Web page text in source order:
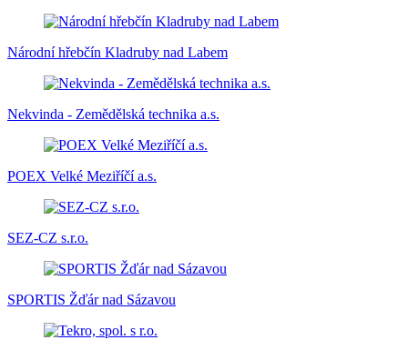
Národní hřebčín Kladruby nad Labem
Nekvinda - Zemědělská technika a.s.
POEX Velké Meziříčí a.s.
SEZ-CZ s.r.o.
SPORTIS Žďár nad Sázavou